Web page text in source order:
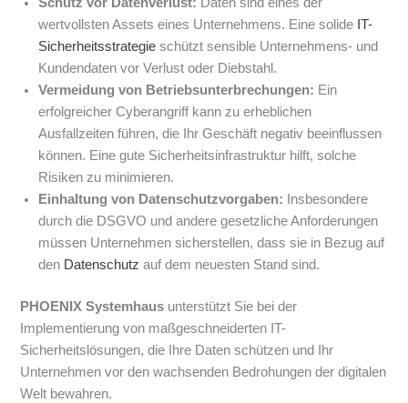
Schutz vor Datenverlust: Daten sind eines der
wertvollsten Assets eines Unternehmens. Eine solide IT-
Sicherheitsstrategie schützt sensible Unternehmens- und
Kundendaten vor Verlust oder Diebstahl.
Vermeidung von Betriebsunterbrechungen: Ein
erfolgreicher Cyberangriff kann zu erheblichen
Ausfallzeiten führen, die Ihr Geschäft negativ beeinflussen
können. Eine gute Sicherheitsinfrastruktur hilft, solche
Risiken zu minimieren.
Einhaltung von Datenschutzvorgaben: Insbesondere
durch die DSGVO und andere gesetzliche Anforderungen
müssen Unternehmen sicherstellen, dass sie in Bezug auf
den Datenschutz auf dem neuesten Stand sind.
PHOENIX Systemhaus unterstützt Sie bei der
Implementierung von maßgeschneiderten IT-
Sicherheitslösungen, die Ihre Daten schützen und Ihr
Unternehmen vor den wachsenden Bedrohungen der digitalen
Welt bewahren.